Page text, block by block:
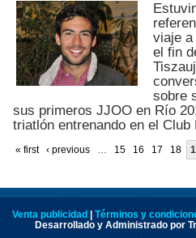
viaje a
el fin
sobre
sus primeros JJOO en Río
triatlón entrenando en el
« first ‹ previous … 15 16 17 18
Venta publicidad
Términos y
Desarrollado y Administrado por